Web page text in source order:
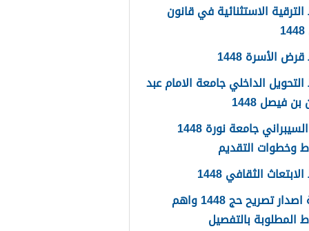
الاستثنائية في قانون
الأسرة 1448
الداخلي جامعة الامام عبد
فيصل 1448
الامن السيبراني جامعة نورة 1448
وخطوات التقديم
الثقافي 1448
طريقة اصدار تصريح حج 1448 واهم
المطلوبة بالتفصيل